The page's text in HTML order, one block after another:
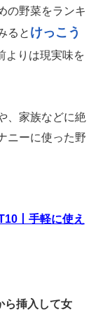
の野菜をランキ
ると けっこう
よりは現実味を
、家族などに絶
ニーに使った野
丨手軽に使え
ら挿入して女